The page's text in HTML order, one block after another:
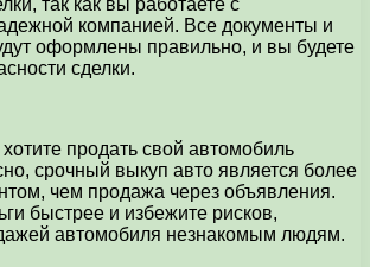
так как вы работаете с
компанией. Все документы и
оформлены правильно, и вы будете
сделки.
продать свой автомобиль
срочный выкуп авто является более
чем продажа через объявления.
быстрее и избежите рисков,
автомобиля незнакомым людям.